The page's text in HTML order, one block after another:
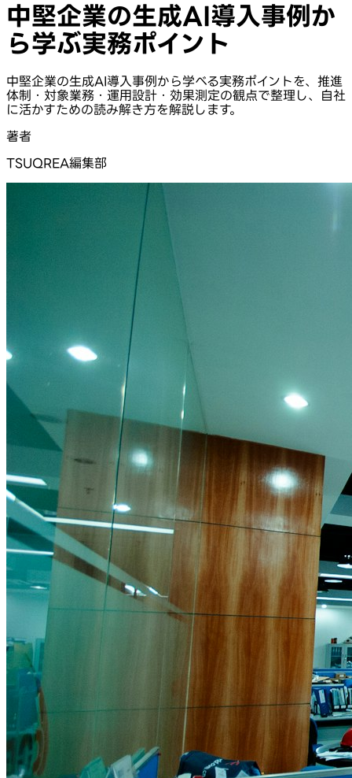
中堅企業の生成AI導入事例か
ら学ぶ実務ポイント
中堅企業の生成AI導入事例から学べる実務ポイントを、推進
体制・対象業務・運用設計・効果測定の観点で整理し、自社
に活かすための読み解き方を解説します。
著者
TSUQREA編集部